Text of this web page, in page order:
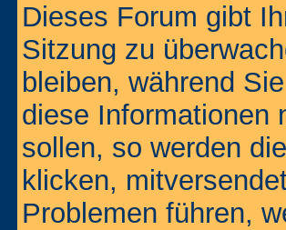
Dieses Forum gibt
Sitzung zu
bleiben, während
diese Informationen
sollen, so werden
klicken,
Problemen führen,